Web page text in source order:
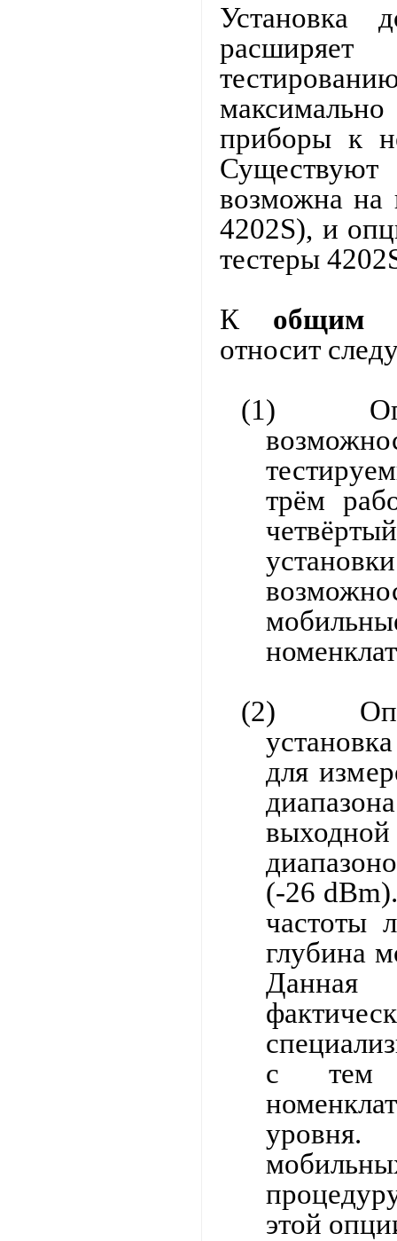
Установка
расширяет
приборы к
Существуют
возможна на
4202S), и
тестеры 4202
К общим
относит
(1)
трём
(2)
для
(-26
частоты
глубина
Данная
с тем
уровня.
этой